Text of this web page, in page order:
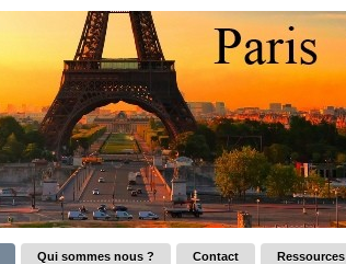
Qui sommes nous ? Contact Ressources